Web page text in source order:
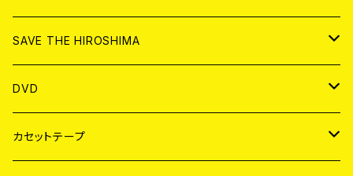
ANALOG
CD
ANALOG
SAVE THE HIROSHIMA
アパレル
BADGE
DVD
JAPAN
カセットテープ